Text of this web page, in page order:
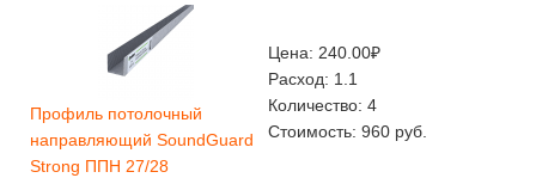
Профиль потолочный
направляющий SoundGuard
Strong ППН 27/28
Цена: 240.00₽
Расход: 1.1
Количество: 4
Стоимость: 960 руб.